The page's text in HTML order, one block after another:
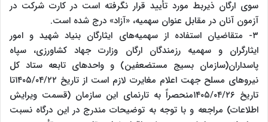
سوی ارگان ذیربط مورد تأیید قرار نگرفته است در کارت شرکت در
آزمون آنان در مقابل عنوان سهمیه، «آزاد» درج شده است.
۳- متقاضیان استفاده از سهمیه‌های ایثارگان بنیاد شهید و امور
ایثارگران و سهمیه رزمندگان ارگان وزارت جهاد کشاورزی، سپاه
پاسداران(سازمان بسیج مستضعفین) و واحدهای تابعه ستاد کل
نیروهای مسلح جهت اعلام مغایرت لازم است از تاریخ ۱۴۰۵/۰۴/۲۲تا
تاریخ ۱۴۰۵/۰۴/۲۶منحصراً به تارنمای این سازمان (قسمت ویرایش
اطلاعات) مراجعه و با توجه به توضیحات مندرج در این درگاه نسبت